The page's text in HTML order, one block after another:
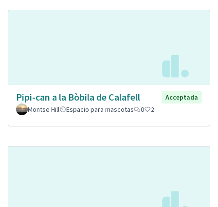
Pipi-can a la Bòbila de Calafell
Acceptada
Montse Hill
Espacio para mascotas 0 2